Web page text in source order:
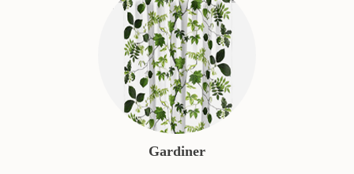
Gardiner